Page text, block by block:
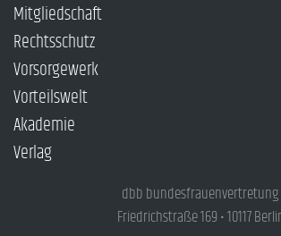
Mitgliedschaft
Rechtsschutz
Vorsorgewerk
Vorteilswelt
Akademie
Verlag
dbb bundesfrauenvertretung
Friedrichstraße 169 • 10117